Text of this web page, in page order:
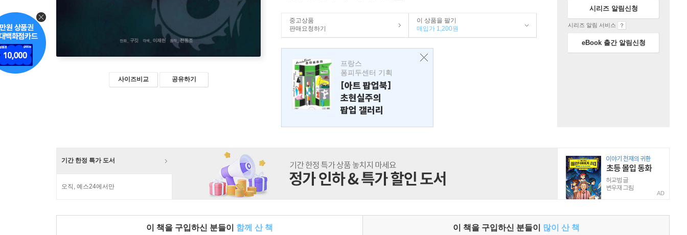
사이즈비교 공유하기
중고상품
판매요청하기
이 상품을 팔기
매입가 1,200원
프랑스
퐁피두센터 기획
[아트 팝업북]
초현실주의
팝업 갤러리
시리즈 알림신청
시리즈 알림 서비스
eBook 출간 알림신청
기간 한정 특가 도서
오직, 예스24에서만
AD
이 책을 구입하신 분들이 함께 산 책 이 책을 구입하신 분들이 많이 산 책